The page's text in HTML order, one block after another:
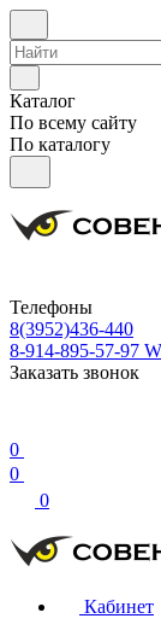
Каталог
По всему сайту
По каталогу
Телефоны
8(3952)436-440
8-914-895-57-97
Заказать звонок
0
0
0
Кабинет